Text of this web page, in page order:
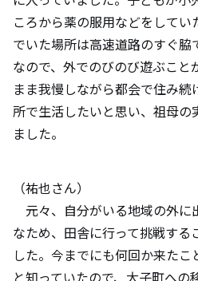
ころから薬の服用などをして
でいた場所は高速道路のすぐ
なので、外でのびのび遊ぶこと
まま我慢しながら都会で住み
所で生活したいと思い、祖母の
ました。
（祐也さん）
元々、自分がいる地域の外に
なため、田舎に行って挑戦する
した。今までにも何回か来た